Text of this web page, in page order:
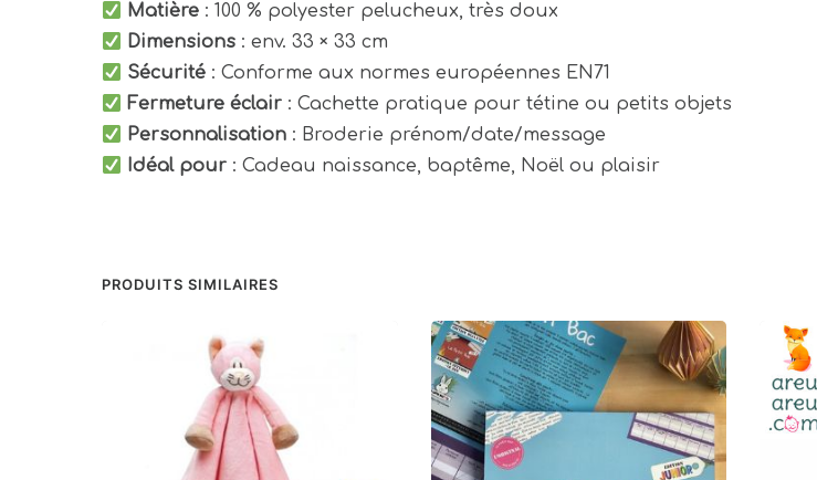
Matière : 100 % polyester pelucheux, très doux
Dimensions : env. 33 × 33 cm
Sécurité : Conforme aux normes européennes EN71
Fermeture éclair : Cachette pratique pour tétine ou petits objets
Personnalisation : Broderie prénom/date/message
Idéal pour : Cadeau naissance, baptême, Noël ou plaisir
PRODUITS SIMILAIRES